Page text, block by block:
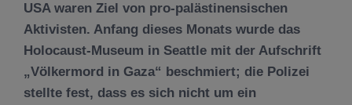
USA waren Ziel von pro-palästinensischen
Aktivisten. Anfang dieses Monats wurde das
Holocaust-Museum in Seattle mit der Aufschrift
„Völkermord in Gaza“ beschmiert; die Polizei
stellte fest, dass es sich nicht um ein